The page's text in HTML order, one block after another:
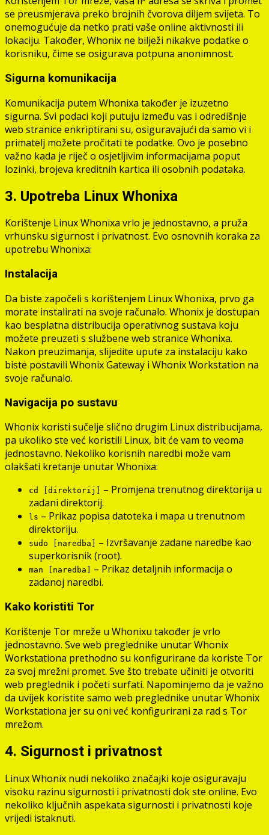
se preusmjerava preko brojnih čvorova diljem svijeta. To
onemogućuje da netko prati vaše online aktivnosti ili
lokaciju. Također, Whonix ne bilježi nikakve podatke o
korisniku, čime se osigurava potpuna anonimnost.
Sigurna komunikacija
Komunikacija putem Whonixa također je izuzetno
sigurna. Svi podaci koji putuju između vas i odredišnje
web stranice enkriptirani su, osiguravajući da samo vi i
primatelj možete pročitati te podatke. Ovo je posebno
važno kada je riječ o osjetljivim informacijama poput
lozinki, brojeva kreditnih kartica ili osobnih podataka.
3. Upotreba Linux Whonixa
Korištenje Linux Whonixa vrlo je jednostavno, a pruža
vrhunsku sigurnost i privatnost. Evo osnovnih koraka za
upotrebu Whonixa:
Instalacija
Da biste započeli s korištenjem Linux Whonixa, prvo ga
morate instalirati na svoje računalo. Whonix je dostupan
kao besplatna distribucija operativnog sustava koju
možete preuzeti s službene web stranice Whonixa.
Nakon preuzimanja, slijedite upute za instalaciju kako
biste postavili Whonix Gateway i Whonix Workstation na
svoje računalo.
Navigacija po sustavu
Whonix koristi sučelje slično drugim Linux distribucijama,
pa ukoliko ste već koristili Linux, bit će vam to veoma
jednostavno. Nekoliko korisnih naredbi može vam
olakšati kretanje unutar Whonixa:
cd [direktorij]
– Promjena trenutnog direktorija u
zadani direktorij.
ls – Prikaz popisa datoteka i mapa u trenutnom
direktoriju.
sudo [naredba]
– Izvršavanje zadane naredbe kao
superkorisnik (root).
man [naredba]
– Prikaz detaljnih informacija o
zadanoj naredbi.
Kako koristiti Tor
Korištenje Tor mreže u Whonixu također je vrlo
jednostavno. Sve web preglednike unutar Whonix
Workstationa prethodno su konfigurirane da koriste Tor
za svoj mrežni promet. Sve što trebate učiniti je otvoriti
web preglednik i početi surfati. Napominjemo da je važno
da uvijek koristite samo web preglednike unutar Whonix
Workstationa jer su oni već konfigurirani za rad s Tor
mrežom.
4. Sigurnost i privatnost
Linux Whonix nudi nekoliko značajki koje osiguravaju
visoku razinu sigurnosti i privatnosti dok ste online. Evo
nekoliko ključnih aspekata sigurnosti i privatnosti koje
vrijedi istaknuti.